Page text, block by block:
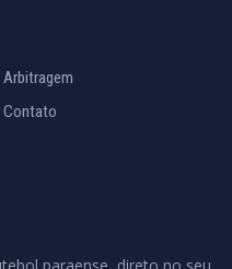
Arbitragem
Contato
paraense, direto no seu